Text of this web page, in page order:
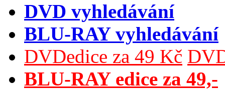
DVD vyhledávání
BLU-RAY vyhledávání
DVDedice za 49 Kč
BLU-RAY edice za 49,-